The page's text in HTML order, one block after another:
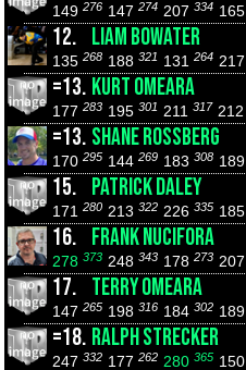
149 276 147 274 207 334 165
12. LIAM BOWATER
135 268 188 321 131 264 217
=13. KURT OMEARA
177 283 195 301 211 317 212
=13. SHANE ROSSBERG
170 295 144 269 183 308 189
15. PATRICK DALEY
171 280 213 322 226 335 185
16. FRANK NUCIFORA
278 373 248 343 178 273 207
17. TERRY OMEARA
147 265 198 316 184 302 189
=18. RALPH STRECKER
247 332 177 262 280 365 150